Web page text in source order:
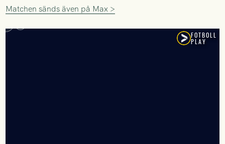
Matchen sänds även på Max >